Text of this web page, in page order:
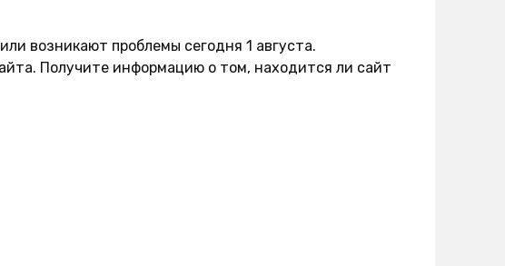
возникают проблемы сегодня 1 августа.
Получите информацию о том, находится ли сайт